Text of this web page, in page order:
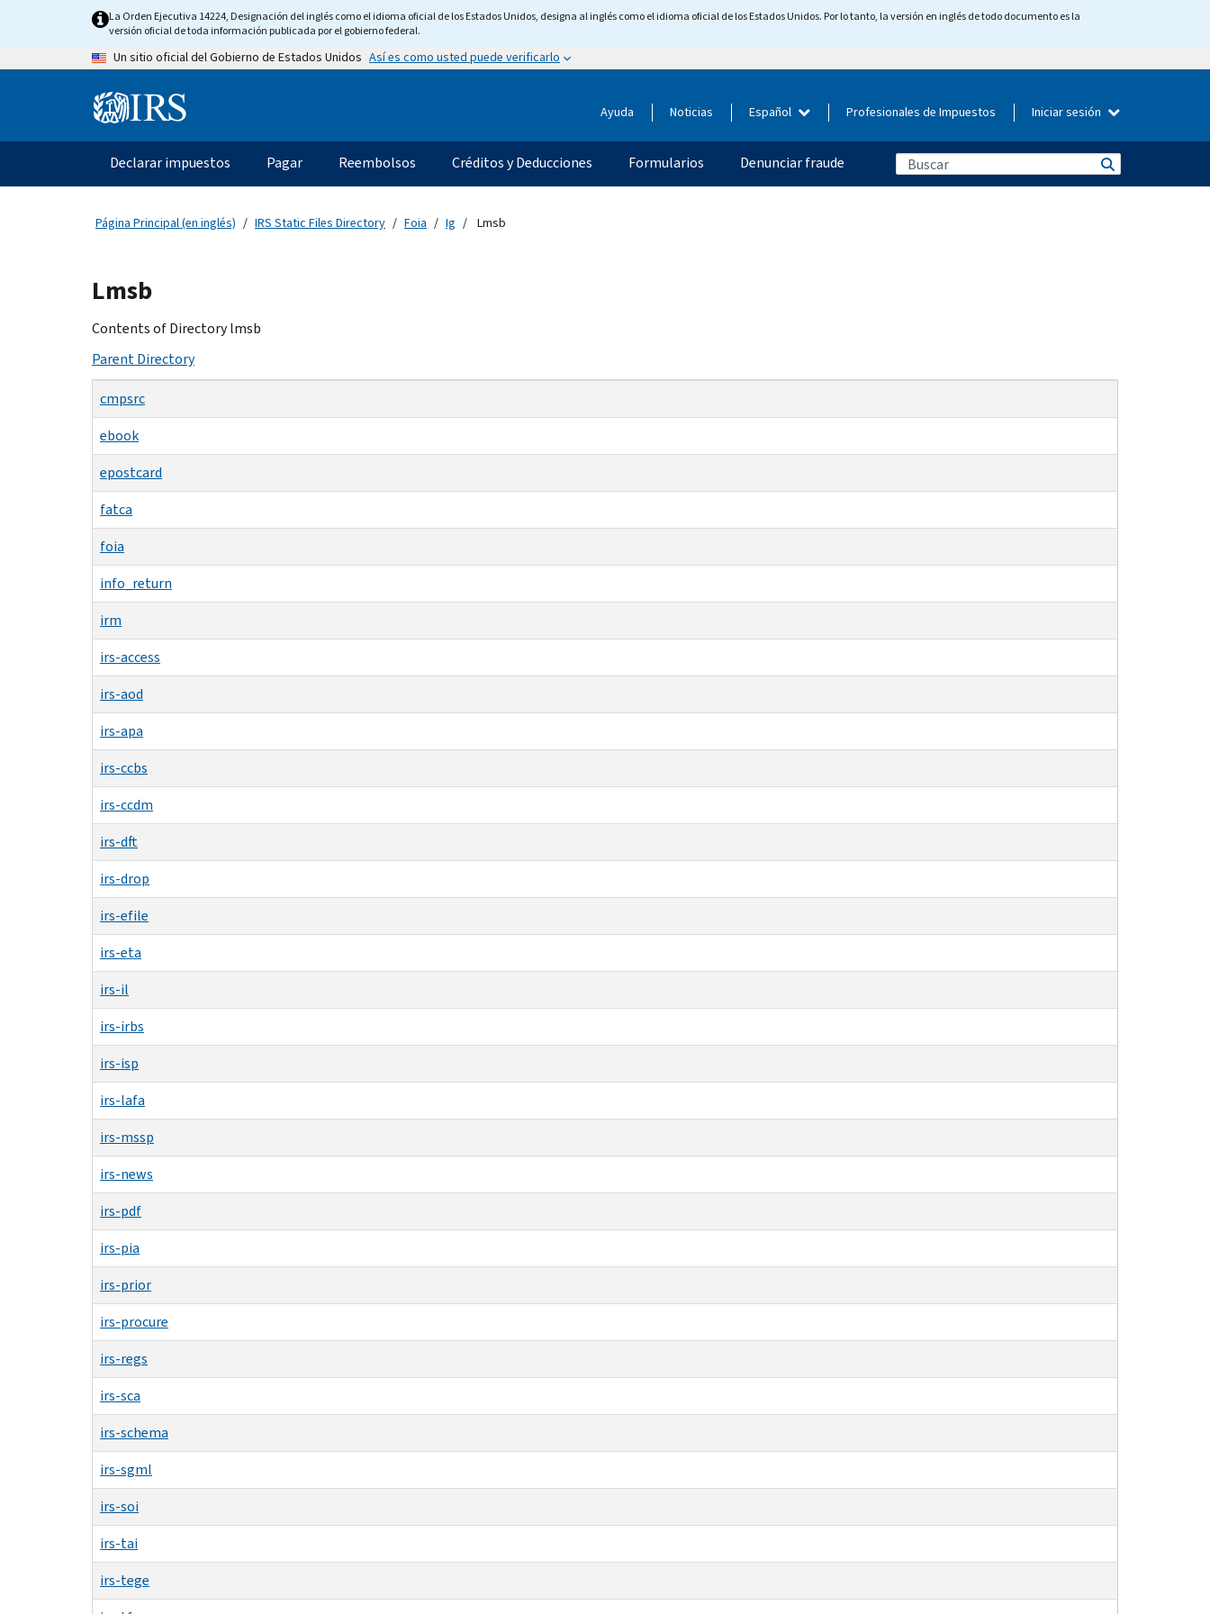
content
La Orden Ejecutiva 14224, Designación del inglés como el idioma oficial de los Estados Unidos, designa al inglés como el idioma oficial de los Estados Unidos. Por lo tanto, la versión en inglés de todo documento es la
versión oficial de toda información publicada por el gobierno federal.
Un sitio oficial del Gobierno de Estados Unidos Así es como usted puede verificarlo
Information Ayuda Noticias Español Profesionales de Impuestos Iniciar sesión
Navegación
principal
Declarar impuestos Pagar Reembolsos Créditos y Deducciones Formularios Denunciar fraude
Página Principal (en inglés) IRS Static Files Directory Foia Ig Lmsb
Beginning
of
main
Lmsb
Contents of Directory lmsb
Parent Directory
cmpsrc
ebook
epostcard
fatca
foia
info_return
irm
irs-access
irs-aod
irs-apa
irs-ccbs
irs-ccdm
irs-dft
irs-drop
irs-efile
irs-eta
irs-il
irs-irbs
irs-isp
irs-lafa
irs-mssp
irs-news
irs-pdf
irs-pia
irs-prior
irs-procure
irs-regs
irs-sca
irs-schema
irs-sgml
irs-soi
irs-tai
irs-tege